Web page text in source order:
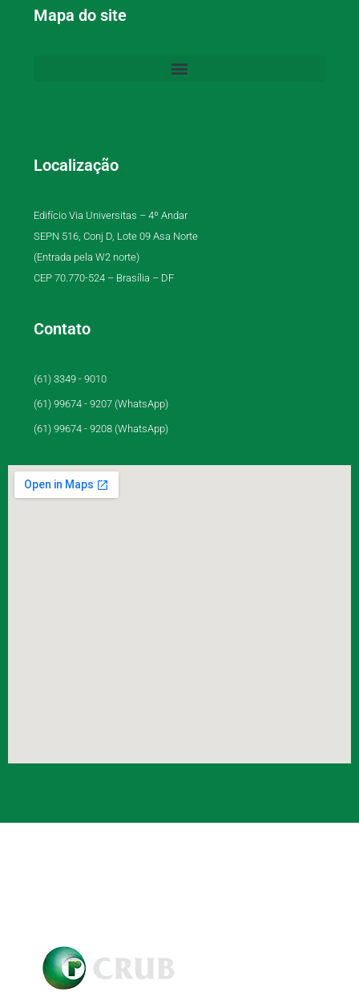
Mapa do site
Localização
Edifício Via Universitas – 4º Andar
SEPN 516, Conj D, Lote 09 Asa Norte
(Entrada pela W2 norte)
CEP 70.770-524 – Brasília – DF
Contato
(61) 3349 - 9010
(61) 99674 - 9207 (WhatsApp)
(61) 99674 - 9208 (WhatsApp)